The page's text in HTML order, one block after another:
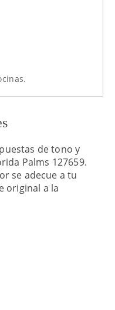
de tono y
Palms 127659.
se adecue a tu
original a la